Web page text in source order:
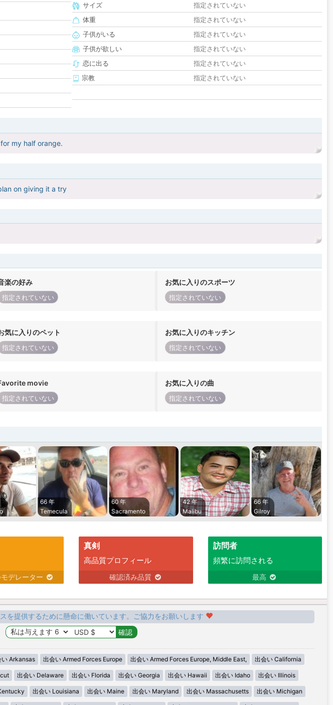
サイズ
指定されていない
体重
指定されていない
子供がいる
指定されていない
子供が欲しい
指定されていない
恋に出る
指定されていない
宗教
指定されていない
my half orange.
on giving it a try
楽の好み
指定されていない
お気に入りのスポーツ
指定されていない
気に入りのペット
指定されていない
お気に入りのキッチン
指定されていない
movie
指定されていない
お気に入りの曲
指定されていない
66 年
Temecula
60 年
Sacramento
42 年
Malibu
66 年
Gilroy
デレーター
真剣
高品質プロフィール
確認済み品質
訪問者
頻繁に訪問される
最高
を提供するために懸命に働いています。ご協力をお願いします
い Arkansas 出会い Armed Forces Europe 出会い Armed Forces Europe, Middle East, 出会い California
出会い Delaware 出会い Florida 出会い Georgia 出会い Hawaii 出会い Idaho 出会い Illinois
出会い Louisiana 出会い Maine 出会い Maryland 出会い Massachusetts 出会い Michigan